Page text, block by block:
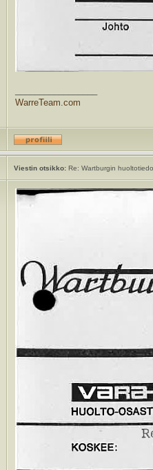
WarreTeam.com
Viestin otsikko:Re: Wartburgin